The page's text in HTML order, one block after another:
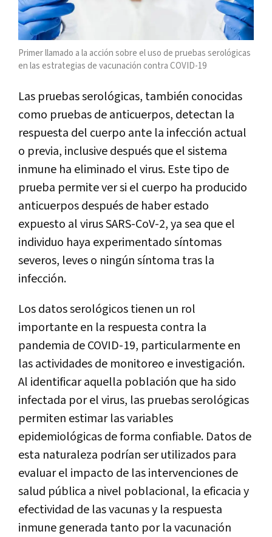
Primer llamado a la acción sobre el uso de pruebas serológicas
en las estrategias de vacunación contra COVID-19
Las pruebas serológicas, también conocidas
como pruebas de anticuerpos, detectan la
respuesta del cuerpo ante la infección actual
o previa, inclusive después que el sistema
inmune ha eliminado el virus. Este tipo de
prueba permite ver si el cuerpo ha producido
anticuerpos después de haber estado
expuesto al virus SARS-CoV-2, ya sea que el
individuo haya experimentado síntomas
severos, leves o ningún síntoma tras la
infección.
Los datos serológicos tienen un rol
importante en la respuesta contra la
pandemia de COVID-19, particularmente en
las actividades de monitoreo e investigación.
Al identificar aquella población que ha sido
infectada por el virus, las pruebas serológicas
permiten estimar las variables
epidemiológicas de forma confiable. Datos de
esta naturaleza podrían ser utilizados para
evaluar el impacto de las intervenciones de
salud pública a nivel poblacional, la eficacia y
efectividad de las vacunas y la respuesta
inmune generada tanto por la vacunación